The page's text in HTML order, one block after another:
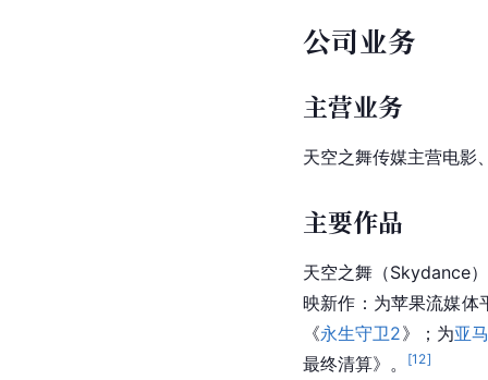
公司业务
主营业务
天空之舞传媒主营电影
主要作品
天空之舞（Skydance
映新作：为苹果流媒体
《永生守卫2》；为亚
最终清算》。
[12]